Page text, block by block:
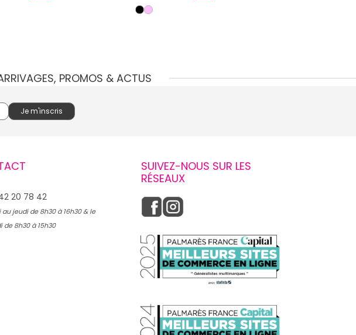
PROMOS & ACTUS
20 78 42
au jeudi de 8h30 à 16h30 & le
de 8h30 à 15h30
SUIVEZ-NOUS SUR LES
RÉSEAUX